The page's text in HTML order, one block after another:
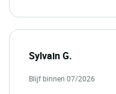
Sylvain G.
Blijf binnen 07/2026